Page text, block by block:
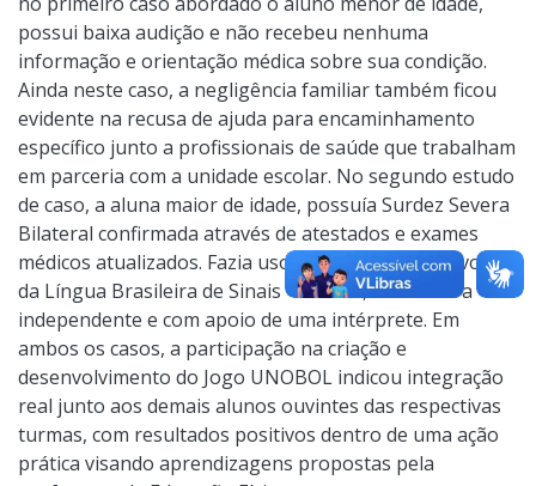
possui baixa audição e não recebeu nenhuma
informação e orientação médica sobre sua condição.
Ainda neste caso, a negligência familiar também ficou
evidente na recusa de ajuda para encaminhamento
específico junto a profissionais de saúde que trabalham
em parceria com a unidade escolar. No segundo estudo
de caso, a aluna maior de idade, possuía Surdez Severa
Bilateral confirmada através de atestados e exames
médicos atualizados. Fazia uso de aparelho Auditivo e
da Língua Brasileira de Sinais - LIBRAS, de maneira
independente e com apoio de uma intérprete. Em
ambos os casos, a participação na criação e
desenvolvimento do Jogo UNOBOL indicou integração
real junto aos demais alunos ouvintes das respectivas
turmas, com resultados positivos dentro de uma ação
prática visando aprendizagens propostas pela